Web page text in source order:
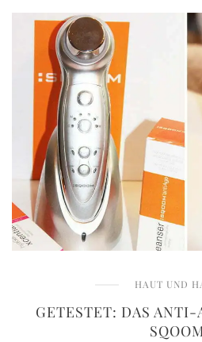
HAUT UND
GETESTET: DAS